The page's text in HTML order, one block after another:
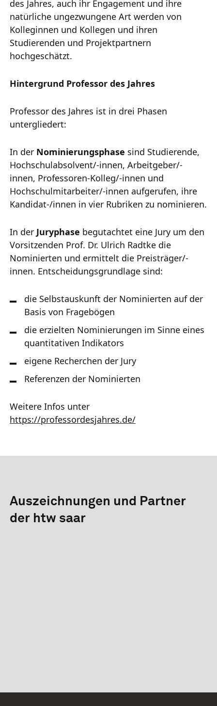
des Jahres, auch ihr Engagement und ihre
natürliche ungezwungene Art werden von
Kolleginnen und Kollegen und ihren
Studierenden und Projektpartnern
hochgeschätzt.
Hintergrund Professor des Jahres
Professor des Jahres ist in drei Phasen
untergliedert:
In der Nominierungsphase sind Studierende,
Hochschulabsolvent/-innen, Arbeitgeber/-
innen, Professoren-Kolleg/-innen und
Hochschulmitarbeiter/-innen aufgerufen, ihre
Kandidat-/innen in vier Rubriken zu nominieren.
In der Juryphase begutachtet eine Jury um den
Vorsitzenden Prof. Dr. Ulrich Radtke die
Nominierten und ermittelt die Preisträger/-
innen. Entscheidungsgrundlage sind:
die Selbstauskunft der Nominierten auf der
Basis von Fragebögen
die erzielten Nominierungen im Sinne eines
quantitativen Indikators
eigene Recherchen der Jury
Referenzen der Nominierten
Weitere Infos unter
https://professordesjahres.de/
Auszeichnungen und Partner
der htw saar